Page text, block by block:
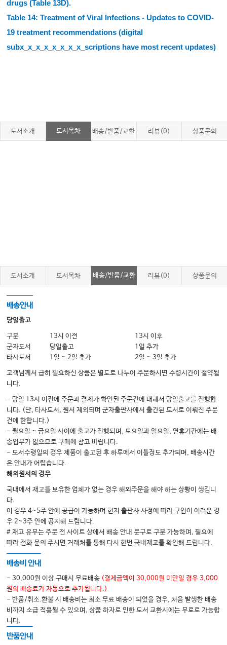
drugs (Table 13D).
Table 14: Treatment of Viral Infections -Updates to COVID-
19 treatment recommendations (digital
subx_x_x_x_x_x_x_x_scriptions have most recent updates)
도서소개 도서목차 배송/반품/교환 리뷰(0) 상품문의
도서소개 도서목차 배송/반품/교환 리뷰(0) 상품문의
배송안내
당일출고
구분 13시 이전
13시 이후
군자도서
당일출고
1일 추가
타사도서
1일 ~ 2일 추가 2일 ~ 3일 추가
고객님께서 급히 필요하신 상품은 별도로 나누어 주문하시면 수령시간이 절약됩
니다.
- 당일 13시 이전에 주문과 결제가 확인된 주문건에 대해서 당일출고를 진행합
니다. (단, 타사도서, 원서 제외되며 군자출판사에서 출간된 도서로 이뤄진 주문
건에 한합니다.)
- 월요일 ~ 금요일 사이에 출고가 진행되며, 토요일과 일요일, 연휴기간에는 배
송업무가 없으므로 구매에 참고 바랍니다.
- 도서수령일의 경우 제품이 출고된 후 하루에서 이틀정도 추가되며, 배송시간
은 안내가 어렵습니다.
해외원서의 경우
국내에서 재고를 보유한 업체가 없는 경우 해외주문을 해야 하는 상황이 생깁니
다.
이 경우 4~5주 안에 공급이 가능하며 현지 출판사 사정에 따라 구입이 어려운 경
우 2~3주 안에 공지해 드립니다.
# 재고 유무는 주문 전 사이트 상에서 배송 안내 문구로 구분 가능하며, 필요에
따라 전화 문의 주시면 거래처를 통해 다시 한번 국내재고를 확인해 드립니다.
배송비 안내
- 30,000원 이상 구매시 무료배송 (결제금액이 30,000원 미만일 경우 3,000
원의 배송료가 자동으로 추가됩니다.)
- 반품/취소.환불 시 배송비는 최소 무료 배송이 되었을 경우, 처음 발생한 배송
비까지 소급 적용될 수 있으며, 상품 하자로 인한 도서 교환시에는 무료로 가능합
니다.
반품안내